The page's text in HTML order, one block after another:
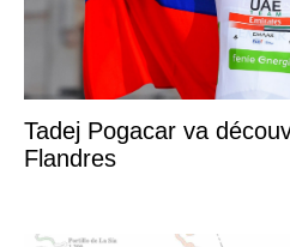
Tadej Pogacar va
Flandres